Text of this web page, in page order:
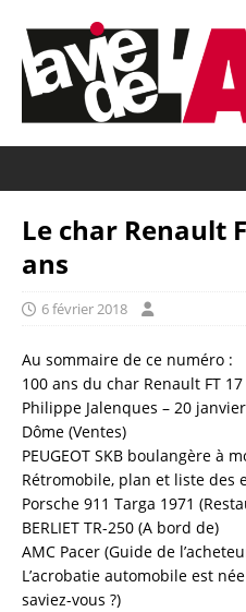
Le char Renault
ans
6 février 2018
Au sommaire de ce numéro :
100 ans du char Renault FT
Philippe Jalenques – 20
Dôme (Ventes)
PEUGEOT SKB boulangère à
Rétromobile, plan et liste des
Porsche 911 Targa 1971
BERLIET TR-250 (A bord de)
AMC Pacer (Guide de
L’acrobatie automobile est
saviez-vous ?)